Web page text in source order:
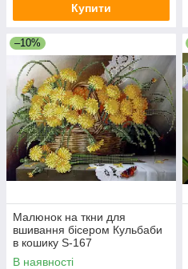
Купити
–10%
Малюнок на ткни для
вшивання бісером Кульбаби
в кошику S-167
В наявності